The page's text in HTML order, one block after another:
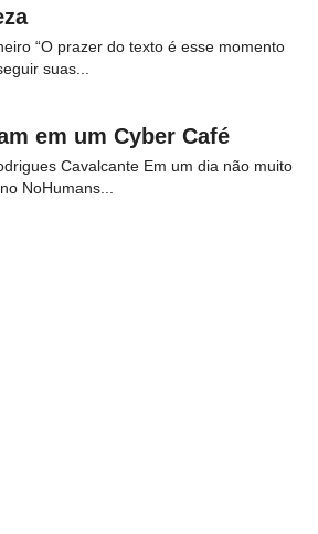
“O prazer do texto é esse momento
suas...
em um Cyber Café
Cavalcante Em um dia não muito
NoHumans...